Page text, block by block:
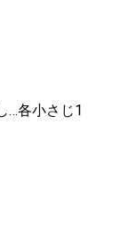
…各小さじ1